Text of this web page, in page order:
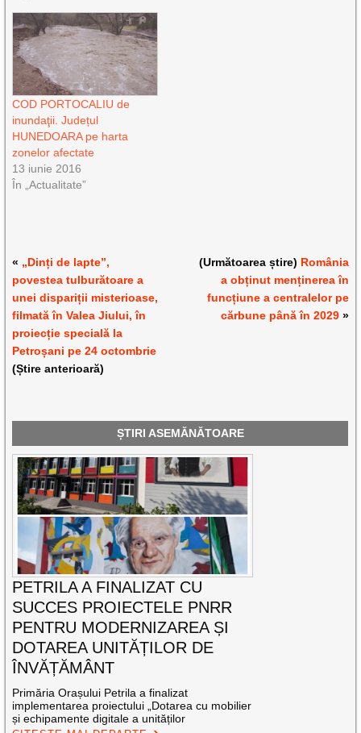
COD PORTOCALIU de
inundaţii. Județul
HUNEDOARA pe harta
zonelor afectate
13 iunie 2016
În „Actualitate”
« „Dinți de lapte”,
povestea tulburătoare a
unei dispariții misterioase,
filmată în Valea Jiului, în
proiecție specială la
Petroșani pe 24 octombrie
(Știre anterioară)
(Următoarea știre) România
a obținut menținerea în
funcțiune a centralelor pe
cărbune până în 2029»
ȘTIRI ASEMĂNĂTOARE
PETRILA A FINALIZAT CU
SUCCES PROIECTELE PNRR
PENTRU MODERNIZAREA ȘI
DOTAREA UNITĂȚILOR DE
ÎNVĂȚĂMÂNT
Primăria Orașului Petrila a finalizat
implementarea proiectului „Dotarea cu mobilier
și echipamente digitale a unităților